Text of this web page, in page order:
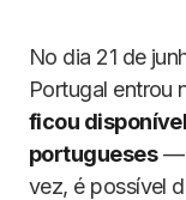
No dia 21 de
Portugal entrou
ficou
portugueses—
vez, é possível